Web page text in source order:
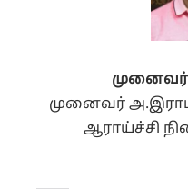
முனைவர்
முனைவர்
ஆராய்ச்சி